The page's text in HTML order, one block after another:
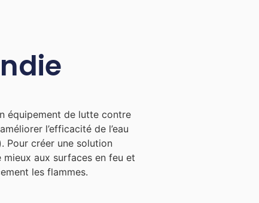
équipement de lutte contre
l’efficacité de l’eau
Pour créer une solution
mieux aux surfaces en feu et
les flammes.